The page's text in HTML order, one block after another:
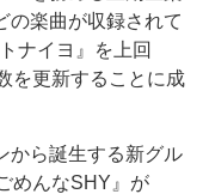
の楽曲が収録されて
ナイヨ』を上回
を更新することに成
から誕生する新グル
めんなSHY』が